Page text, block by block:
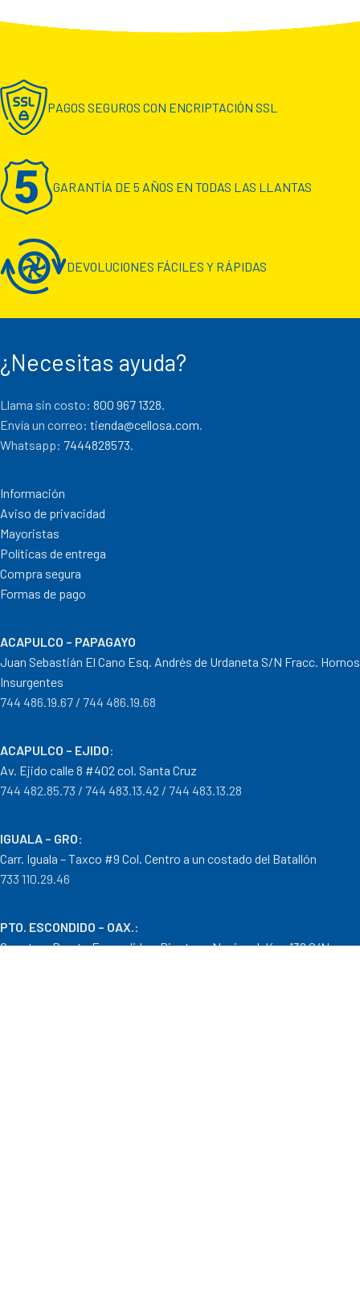
PAGOS SEGUROS CON ENCRIPTACIÓN SSL
GARANTÍA DE 5 AÑOS EN TODAS LAS LLANTAS
DEVOLUCIONES FÁCILES Y RÁPIDAS
¿Necesitas ayuda?
Llama sin costo: 800 967 1328.
Envía un correo: tienda@cellosa.com.
Whatsapp: 7444828573.
Información
Aviso de privacidad
Mayoristas
Políticas de entrega
Compra segura
Formas de pago
ACAPULCO – PAPAGAYO
Juan Sebastián El Cano Esq. Andrés de Urdaneta S/N Fracc. Hornos
Insurgentes
744 486.19.67 / 744 486.19.68
ACAPULCO – EJIDO:
Av. Ejido calle 8 #402 col. Santa Cruz
744 482.85.73 / 744 483.13.42 / 744 483.13.28
IGUALA – GRO:
Carr. Iguala – Taxco #9 Col. Centro a un costado del Batallón
733 110.29.46
PTO. ESCONDIDO – OAX.:
Carretera Puerto Escondido – Pinotepa Nacional. Km. 138 S/N